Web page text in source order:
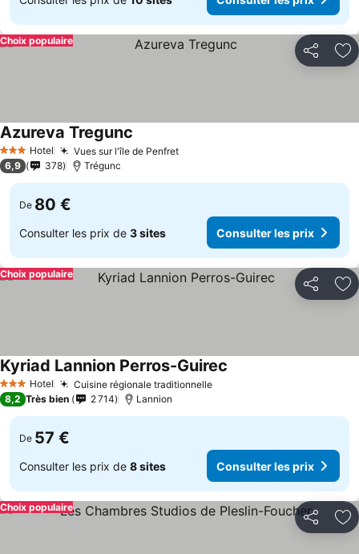
Partager
Choix populaire
3 ÉtoilesHotel Vues sur l'île de Penfret
Azureva Tregunc
6,9 378 Trégunc
De 80 €
Consulter les prix de 3 sites Consulter les prix
Partager
Choix populaire
3 ÉtoilesHotel Cuisine régionale traditionnelle
Kyriad Lannion Perros-Guirec
8,2 Très bien 2 714 Lannion
De 57 €
Consulter les prix de 8 sites Consulter les prix
Partager
Choix populaire